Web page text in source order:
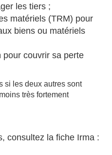
les tiers ;
matériels (TRM) pour
biens ou matériels
pour couvrir sa perte
si les deux autres sont
très fortement
consultez la fiche Irma :